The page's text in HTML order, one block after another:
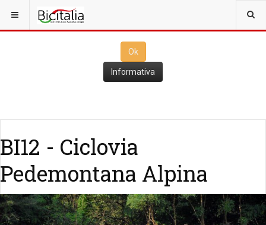
Questo sito utilizza i
Ok
Ok
Informativa
BI12 - Ciclovia
Pedemontana Alpina